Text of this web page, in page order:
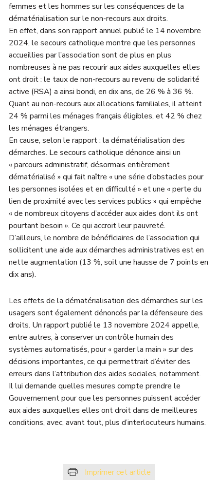
femmes et les hommes sur les conséquences de la
dématérialisation sur le non-recours aux droits.
En effet, dans son rapport annuel publié le 14 novembre
2024, le secours catholique montre que les personnes
accueillies par l’association sont de plus en plus
nombreuses à ne pas recourir aux aides auxquelles elles
ont droit : le taux de non-recours au revenu de solidarité
active (RSA) a ainsi bondi, en dix ans, de 26 % à 36 %.
Quant au non-recours aux allocations familiales, il atteint
24 % parmi les ménages français éligibles, et 42 % chez
les ménages étrangers.
En cause, selon le rapport : la dématérialisation des
démarches. Le secours catholique dénonce ainsi un
« parcours administratif, désormais entièrement
dématérialisé » qui fait naître « une série d’obstacles pour
les personnes isolées et en difficulté » et une « perte du
lien de proximité avec les services publics » qui empêche
« de nombreux citoyens d’accéder aux aides dont ils ont
pourtant besoin ». Ce qui accroit leur pauvreté.
D’ailleurs, le nombre de bénéficiaires de l’association qui
sollicitent une aide aux démarches administratives est en
nette augmentation (13 %, soit une hausse de 7 points en
dix ans).
Les effets de la dématérialisation des démarches sur les
usagers sont également dénoncés par la défenseure des
droits. Un rapport publié le 13 novembre 2024 appelle,
entre autres, à conserver un contrôle humain des
systèmes automatisés, pour « garder la main » sur des
décisions importantes, ce qui permettrait d’éviter des
erreurs dans l’attribution des aides sociales, notamment.
Il lui demande quelles mesures compte prendre le
Gouvernement pour que les personnes puissent accéder
aux aides auxquelles elles ont droit dans de meilleures
conditions, avec, avant tout, plus d’interlocuteurs humains.
Imprimer cet article